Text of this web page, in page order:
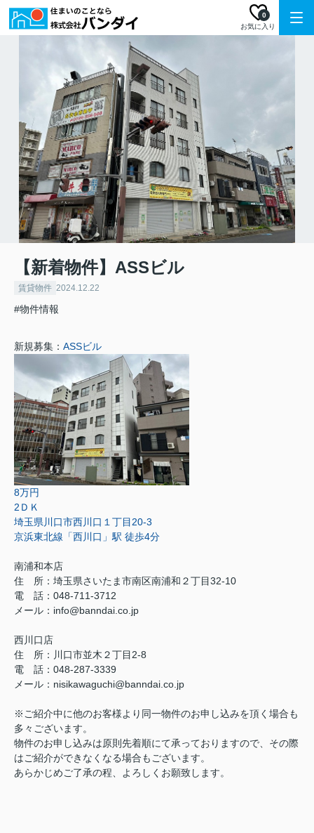
お気に入り
0
【新着物件】ASSビル
賃貸物件 2024.12.22
#物件情報
新規募集： ASSビル
8万円
2ＤＫ
埼玉県川口市西川口１丁目20-3
京浜東北線「西川口」駅 徒歩4分
南浦和本店
住 所： 埼玉県さいたま市南区南浦和２丁目32-10
電 話：048-711-3712
メール： info@banndai.co.jp
西川口店
住 所： 川口市並木２丁目2-8
電 話：048-287-3339
メール ： nisikawaguchi@banndai.co.jp
※ご紹介中に他のお客様より同一物件のお申し込みを頂く場合も
多々ございます。
物件のお申し込みは原則先着順にて承っておりますので、その際
はご紹介ができなくなる場合もございます。
あらかじめご了承の程、よろしくお願致します。